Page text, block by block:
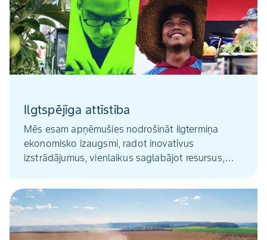
Ilgtspējīga attīstība
Mēs esam apņēmušies nodrošināt ilgtermiņa
ekonomisko izaugsmi, radot inovatīvus
izstrādājumus, vienlaikus saglabājot resursus,
ieguldījumu veselīgas un humānas sabiedrības
uzturēšanā.